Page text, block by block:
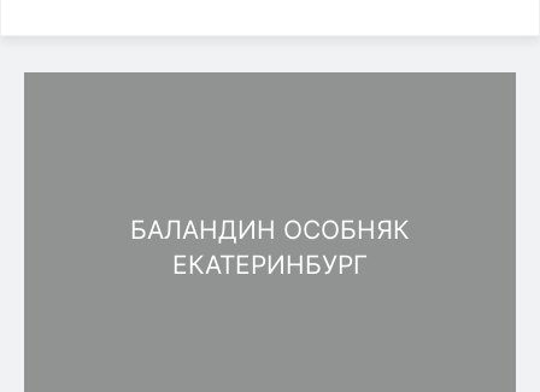
БАЛАНДИН ОСОБНЯК
ЕКАТЕРИНБУРГ